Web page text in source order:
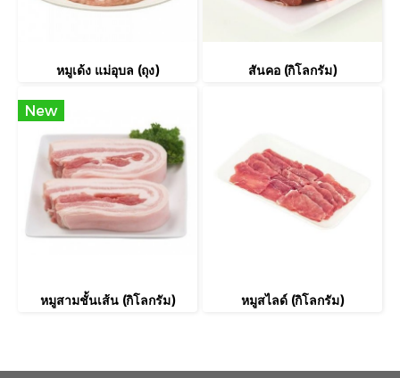
หมูเด้ง แม่อุบล (ถุง) สันคอ (กิโลกรัม)
New
หมูสามชั้นเส้น (กิโลกรัม) หมูสไลด์ (กิโลกรัม)